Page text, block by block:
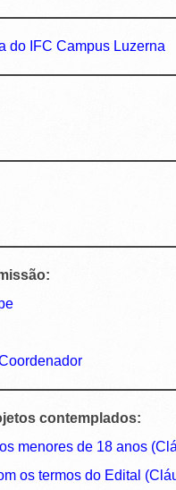
do IFC Campus Luzerna
contemplados:
menores de 18 anos
os termos do Edital